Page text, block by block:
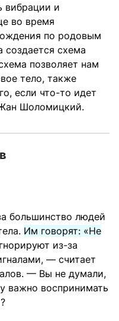
вибрации и
во время
по родовым
создается схема
позволяет нам
тело, также
если что-то идет
Шоломицкий.
большинство людей
Им говорят: «Не
из-за
— считает
— Вы не думали,
важно воспринимать